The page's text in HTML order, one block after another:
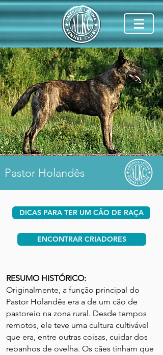
Pastor Holandês
DICAS PARA TER UM CÃO DE RAÇA
ENCONTRAR CRIADORES
RESUMO HISTÓRICO:
Originalmente, a função principal do
Pastor Holandês era a de um cão de
pastoreio na zona rural. Desde tempos
remotos, ele teve uma cultura cultivável
que era, entre outras coisas, cuidar dos
rebanhos de ovelha. Os cães tinham que